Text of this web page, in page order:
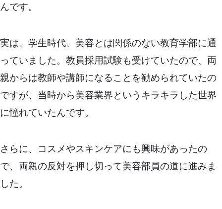
んです。
実は、学生時代、美容とは関係のない教育学部に通
っていました。教員採用試験も受けていたので、両
親からは教師や講師になることを勧められていたの
ですが、当時から美容業界というキラキラした世界
に憧れていたんです。
さらに、コスメやスキンケアにも興味があったの
で、両親の反対を押し切って美容部員の道に進みま
した。